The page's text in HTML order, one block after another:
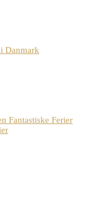
Danmark
Fantastiske Ferier